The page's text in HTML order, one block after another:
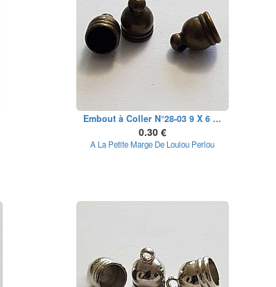
Embout à Coller N°28-03 9 X 6 ...
0.30 €
A La Petite Marge De Loulou Perlou